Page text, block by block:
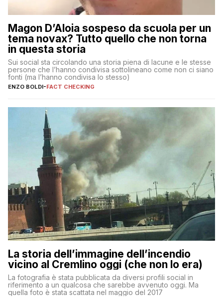
Magon D’Aloia sospeso da scuola per un
tema novax? Tutto quello che non torna
in questa storia
Sui social sta circolando una storia piena di lacune e le stesse
persone che l’hanno condivisa sottolineano come non ci siano
fonti (ma l’hanno condivisa lo stesso)
ENZO BOLDI-FACT CHECKING
La storia dell’immagine dell’incendio
vicino al Cremlino oggi (che non lo era)
La fotografia è stata pubblicata da diversi profili social in
riferimento a un qualcosa che sarebbe avvenuto oggi. Ma
quella foto è stata scattata nel maggio del 2017